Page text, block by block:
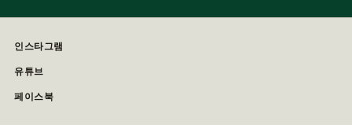
인스타그램
유튜브
페이스북